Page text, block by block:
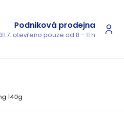
Podniková prodejna
otevřeno pouze od 8 - 11 h
140g